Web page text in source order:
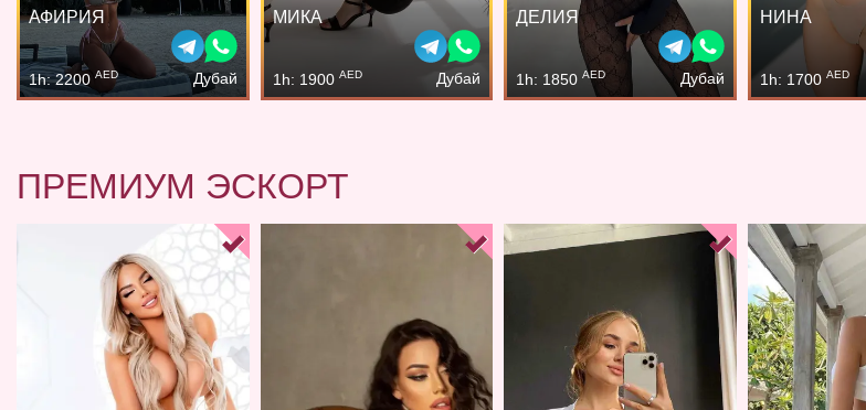
АФИРИЯ
1h: 2200 AED Дубай
МИКА
1h: 1900 AED Дубай
ДЕЛИЯ
1h: 1850AED Дубай
НИНА
1h: 1700 AED
ПРЕМИУМ ЭСКОРТ